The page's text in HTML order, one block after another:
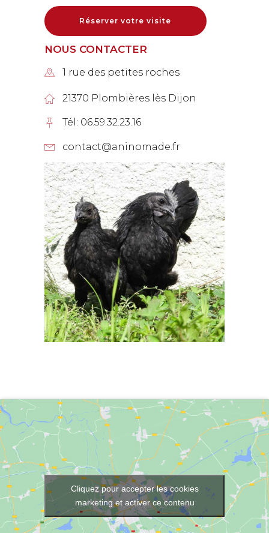
Réserver votre visite
NOUS CONTACTER
1 rue des petites roches
21370 Plombières lès Dijon
Tél: 06.59.32.23.16
contact@aninomade.fr
Cliquez pour accepter les cookies
marketing et activer ce contenu